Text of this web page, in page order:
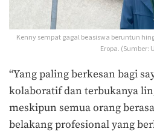
Kenny sempat gagal beasiswa beruntun
Eropa. (Sumber:
“Yang paling berkesan bagi
kolaboratif dan terbukanya
meskipun semua orang
belakang profesional yang